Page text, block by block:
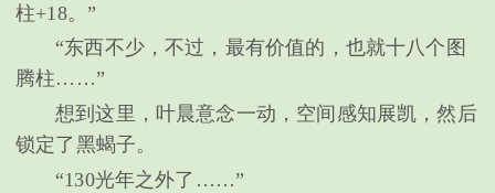
柱+18。”
“东西不少，不过，最有价值的，也就十八个图
腾柱……”
想到这里，叶晨意念一动，空间感知展凯，然后
锁定了黑蝎子。
“130光年之外了……”